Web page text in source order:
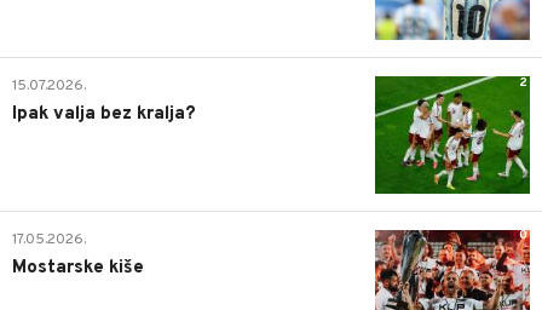
2
15.07.2026.
Ipak valja bez kralja?
0
17.05.2026.
Mostarske kiše